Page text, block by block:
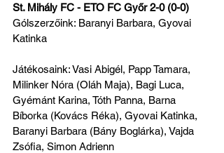
St. Mihály FC - ETO FC Győr 2-0 (0-0)
Gólszerzőink: Baranyi Barbara, Gyovai
Katinka
Játékosaink: Vasi Abigél, Papp Tamara,
Milinker Nóra (Oláh Maja), Bagi Luca,
Gyémánt Karina, Tóth Panna, Barna
Bíborka (Kovács Réka), Gyovai Katinka,
Baranyi Barbara (Bány Boglárka), Vajda
Zsófia, Simon Adrienn